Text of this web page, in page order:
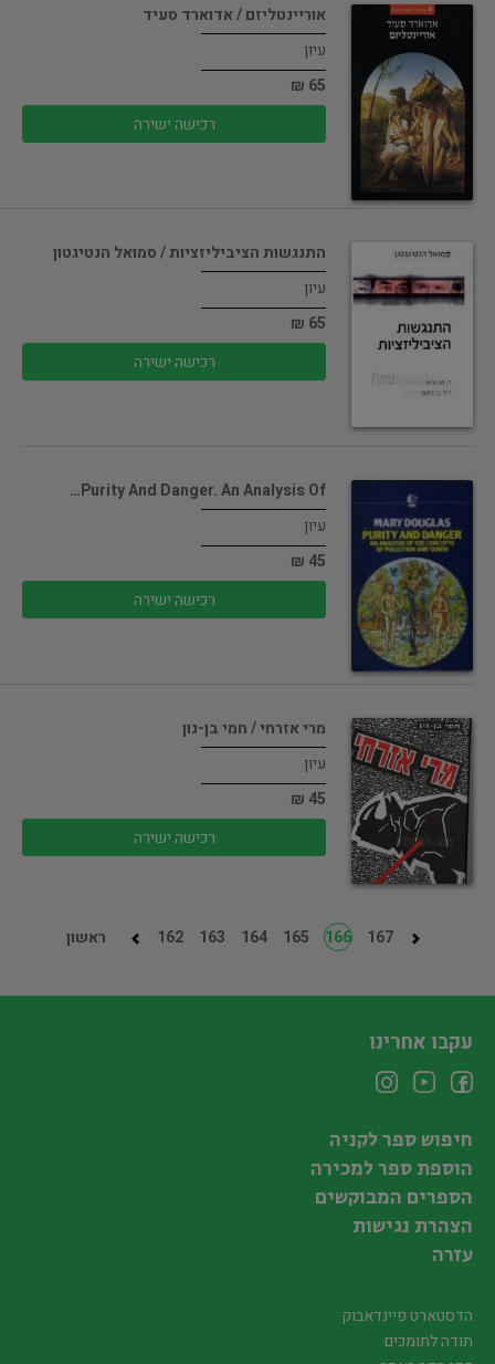
אוריינטליזם / אדוארד סעיד
עיון
65 ₪
רכישה ישירה
התנגשות הציביליזציות / סמואל הנטיגטון
עיון
65 ₪
רכישה ישירה
Purity And Danger. An Analysis Of…
עיון
45 ₪
רכישה ישירה
מרי אזרחי / חמי בן-נון
עיון
45 ₪
רכישה ישירה
ראשון 162 163 164 165 166 167
עקבו אחרינו
חיפוש ספר לקניה
הוספת ספר למכירה
הספרים המבוקשים
הצהרת נגישות
עזרה
הדסטארט פיינדאבוק
תודה לתומכים